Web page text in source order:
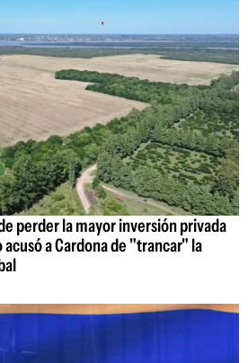
perder la mayor inversión privada
a Cardona de "trancar" la